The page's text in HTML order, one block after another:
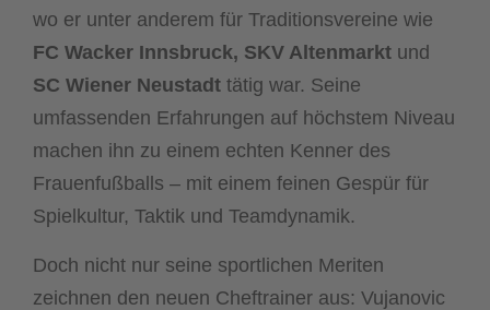
wo er unter anderem für Traditionsvereine wie
FC Wacker Innsbruck, SKV Altenmarkt und
SC Wiener Neustadt tätig war. Seine
umfassenden Erfahrungen auf höchstem Niveau
machen ihn zu einem echten Kenner des
Frauenfußballs – mit einem feinen Gespür für
Spielkultur, Taktik und Teamdynamik.
Doch nicht nur seine sportlichen Meriten
zeichnen den neuen Cheftrainer aus: Vujanovic